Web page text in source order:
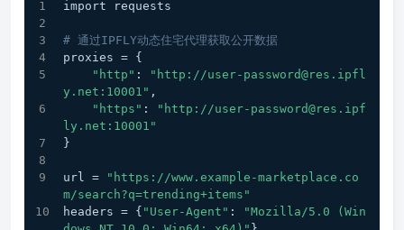
import requests
# 通过IPFLY动态住宅代理获取公开数据
proxies = {
"http" :
"http://user-password@res.ipfl
y.net:10001" ,
"https" :
"http://user-password@res.ipf
ly.net:10001"
}
url =
"https://www.example-marketplace.co
m/search?q=trending+items"
headers = { "User-Agent" :
"Mozilla/5.0 (Win